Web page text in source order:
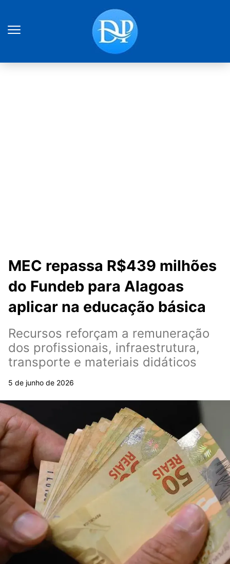
MEC repassa R$439 milhões
do Fundeb para Alagoas
aplicar na educação básica
Recursos reforçam a remuneração
dos profissionais, infraestrutura,
transporte e materiais didáticos
5 de junho de 2026